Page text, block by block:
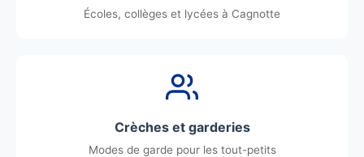
Écoles, collèges et lycées à Cagnotte
Crèches et garderies
Modes de garde pour les tout-petits